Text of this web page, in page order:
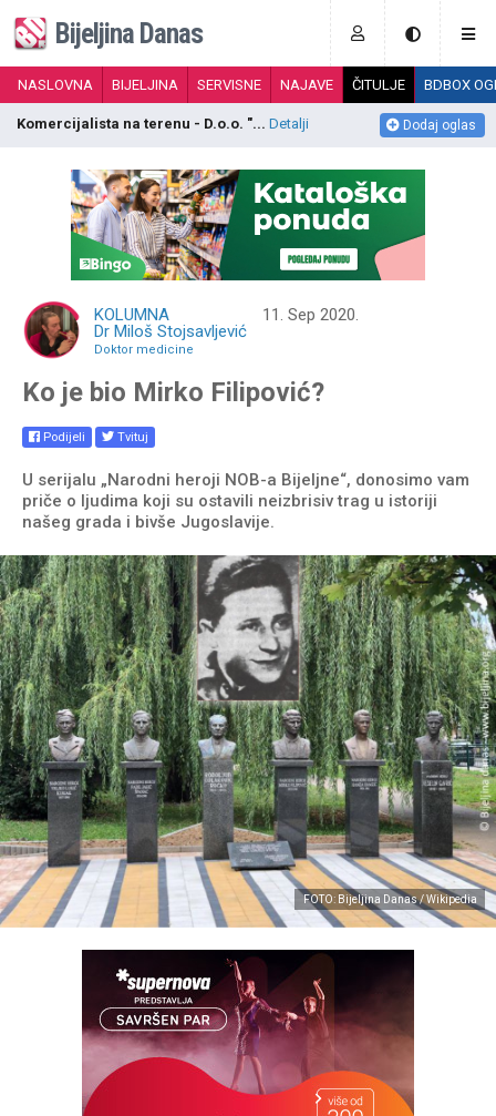
Bijeljina Danas
NASLOVNA BIJELJINA SERVISNE NAJAVE ČITULJE BDBOX
Dodaj oglas
Komercijalista na terenu - D.o.o. "... Detalji
KOLUMNA
Dr Miloš Stojsavljević
Doktor medicine
11. Sep 2020.
Ko je bio Mirko Filipović?
Podijeli Tvituj
U serijalu „Narodni heroji NOB-a Bijeljne“, donosimo vam
priče o ljudima koji su ostavili neizbrisiv trag u istoriji
našeg grada i bivše Jugoslavije.
FOTO: Bijeljina Danas / Wikipedia